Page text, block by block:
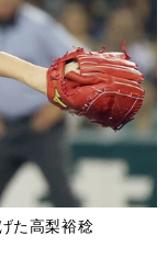
た高梨裕稔